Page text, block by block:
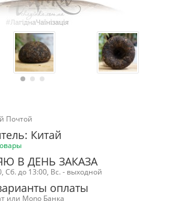
Почтой
Китай
В ДЕНЬ ЗАКАЗА
Сб. до 13:00, Вс. - выходной
оплаты
или Mono Банка